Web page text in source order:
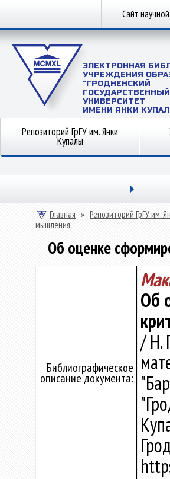
Сайт
ЭЛЕКТРОННАЯ
УЧРЕЖДЕНИЯ
"ГРОДНЕНСКИЙ
ГОСУДАРСТВЕННЫЙ
УНИВЕРСИТЕТ
ИМЕНИ ЯНКИ
Репозиторий ГрГУ им. Янки
Купалы
Главная » Репозиторий ГрГУ им.
мышления
Об оценке
Библиографическое
описание документа:
Об
/ Н.